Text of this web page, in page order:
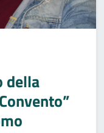
della